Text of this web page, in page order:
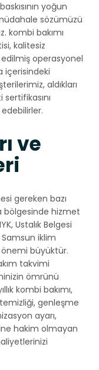
yoğun
sözümüzü
kombi bakımı
kalitesiz
operasyonel
içerisindeki
aldıkları
ve
gereken bazı
bölgesinde hizmet
Ustalık Belgesi
Samsun iklim
büyüktür.
takvimi
ömrünü
kombi bakımı,
genleşme
ayarı,
hakim olmayan